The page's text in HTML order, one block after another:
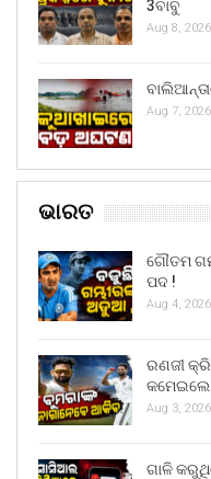
3ବାବୁ
Aug 8, 2026
Aug 7, 2026
ଭାରତ
ଗୌତମ
ପଦ !
Aug 4, 2026
ରଣଜୀ
କମେଇଲେ
Aug 3, 2026
ଗାଳି